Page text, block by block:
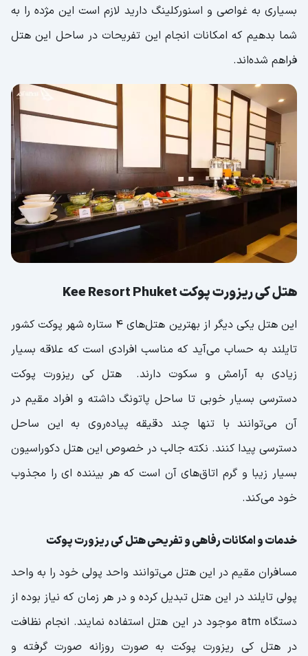
بسیاری به غواصی و اسنورکلینگ دارید لازم است این مژده را به
شما بدهیم که امکانات انجام این تفریحات در ساحل این هتل
فراهم شده‌اند.
هتل کی ریزورت پوکت Kee Resort Phuket
این هتل یکی دیگر از بهترین هتل‌های ۴ ستاره شهر پوکت کشور
تایلند به حساب می‌آید که مناسب افرادی است که علاقه بسیار
زیادی به آرامش و سکوت دارند. هتل کی ریزورت پوکت
دسترسی بسیار خوبی تا ساحل پاتونگ داشته و افراد مقیم در
آن می‌توانند با تنها چند دقیقه پیاده‌روی به این ساحل
دسترسی پیدا کنند. نکته جالب در خصوص این هتل دکوراسیون
بسیار زیبا و گرم اتاق‌های آن است که هر بیننده ای را مجذوب
خود می‌کند.
خدمات و امکانات رفاهی و تفریحی هتل کی ریزورت پوکت
مسافران مقیم در این هتل می‌توانند واحد پولی خود را به واحد
پولی تایلند در این هتل تبدیل کرده و در هر زمان که نیاز بوده از
دستگاه atm موجود در این هتل استفاده نمایند. انجام نظافت
در هتل کی ریزورت پوکت به صورت روزانه صورت گرفته و